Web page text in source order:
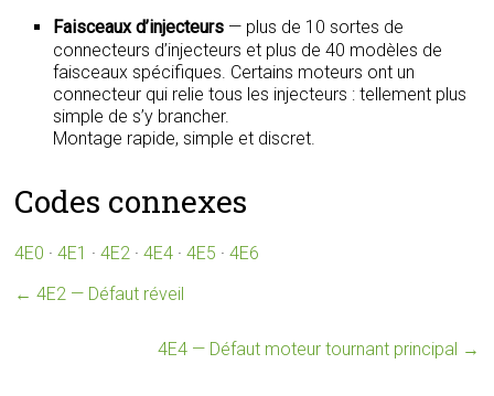
Faisceaux d’injecteurs — plus de 10 sortes de
connecteurs d’injecteurs et plus de 40 modèles de
faisceaux spécifiques. Certains moteurs ont un
connecteur qui relie tous les injecteurs : tellement plus
simple de s’y brancher.
Montage rapide, simple et discret.
Codes connexes
4E0 ·4E1 ·4E2 ·4E4 ·4E5 ·4E6
← 4E2 — Défaut réveil
4E4 — Défaut moteur tournant principal →